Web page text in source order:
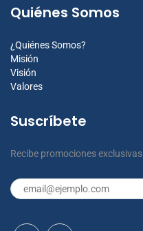
Quiénes Somos
¿Quiénes Somos?
Misión
Visión
Valores
Suscríbete
Recibe promociones exclusivas